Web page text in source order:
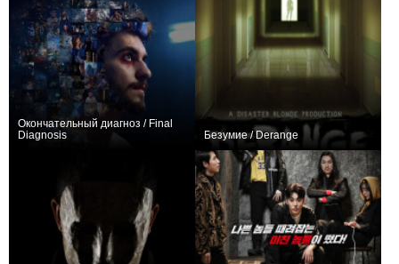
Окончательный диагноз / Final
Diagnosis
Безумие / Derange